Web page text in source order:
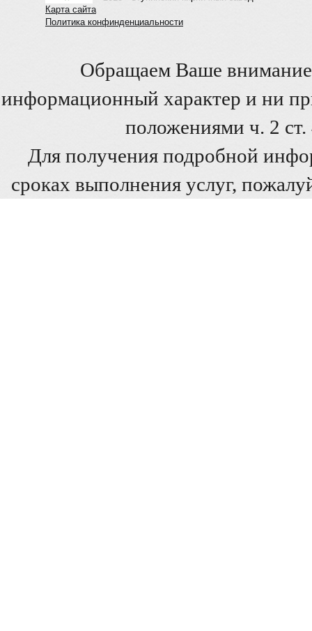
Карта сайта
Политика конфинденциальности
Обращаем Ваше внимание
информационный характер и ни
положениями ч. 2
Для получения подробной
сроках выполнения услуг,